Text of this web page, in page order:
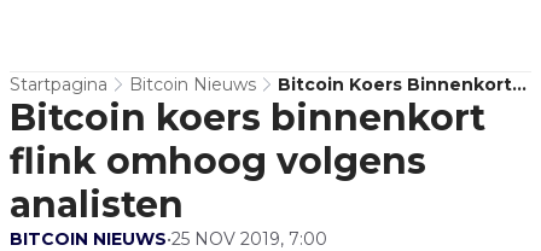
Startpagina Bitcoin Nieuws
Bitcoin Koers Binnenkort
Flink Omhoog Volgens
Analisten
Bitcoin koers binnenkort
flink omhoog volgens
analisten
BITCOIN NIEUWS•25 NOV 2019, 7:00